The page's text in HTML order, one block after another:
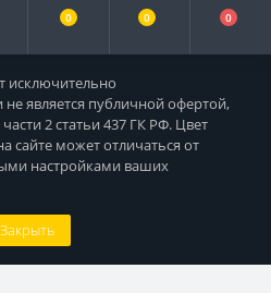
исключительно
является публичной офертой,
2 статьи 437 ГК РФ. Цвет
сайте может отличаться от
настройками ваших
Закрыть
0 0 0